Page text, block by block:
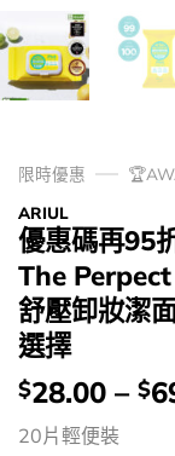
限時優惠
ARIUL
優惠碼再95
The
舒壓卸妝潔
選擇
價
錢：
$28.00 – $
20片輕便裝